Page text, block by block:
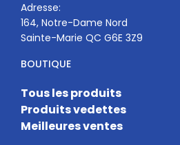
Adresse:
164, Notre-Dame Nord
Sainte-Marie QC G6E 3Z9
BOUTIQUE
Tous les produits
Produits vedettes
Meilleures ventes